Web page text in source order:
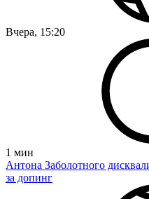
Вчера, 15:20
1 мин
Антона Заболотного
за допинг